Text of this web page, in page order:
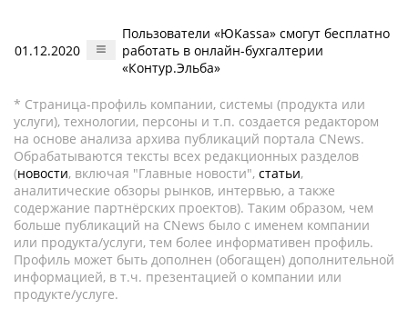
01.12.2020
Пользователи «ЮKassa» смогут бесплатно
работать в онлайн-бухгалтерии
«Контур.Эльба»
* Страница-профиль компании, системы (продукта или
услуги), технологии, персоны и т.п. создается редактором
на основе анализа архива публикаций портала CNews.
Обрабатываются тексты всех редакционных разделов
(новости, включая "Главные новости", статьи,
аналитические обзоры рынков, интервью, а также
содержание партнёрских проектов). Таким образом, чем
больше публикаций на CNews было с именем компании
или продукта/услуги, тем более информативен профиль.
Профиль может быть дополнен (обогащен) дополнительной
информацией, в т.ч. презентацией о компании или
продукте/услуге.